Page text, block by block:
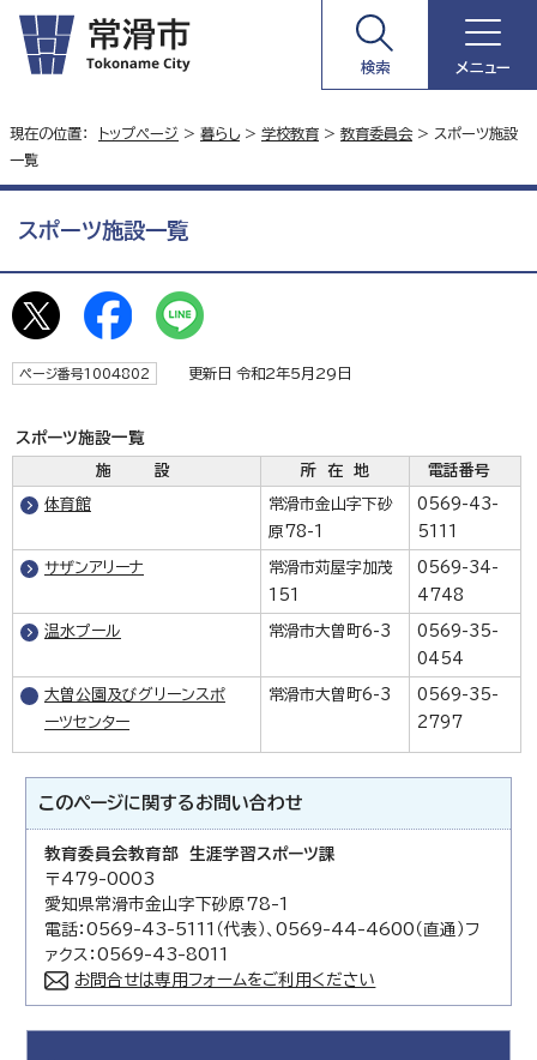
検索 メニュー
現在の位置： トップページ > 暮らし> 学校教育 > 教育委員会 > スポーツ施設
一覧
スポーツ施設一覧
ページ番号1004802 更新日 令和2年5月29日
スポーツ施設一覧
施 設 所 在 地 電話番号
体育館
常滑市金山字下砂
原78-1
0569-43-
5111
サザンアリーナ
常滑市苅屋字加茂
151
0569-34-
4748
温水プール 常滑市大曽町6-3
0569-35-
0454
大曽公園及びグリーンスポ
ーツセンター
常滑市大曽町6-3
0569-35-
2797
このページに関する お問い合わせ
教育委員会教育部 生涯学習スポーツ課
〒479-0003
愛知県常滑市金山字下砂原78-1
電話：0569-43-5111（代表）、0569-44-4600（直通）フ
ァクス：0569-43-8011
お問合せは専用フォームをご利用ください